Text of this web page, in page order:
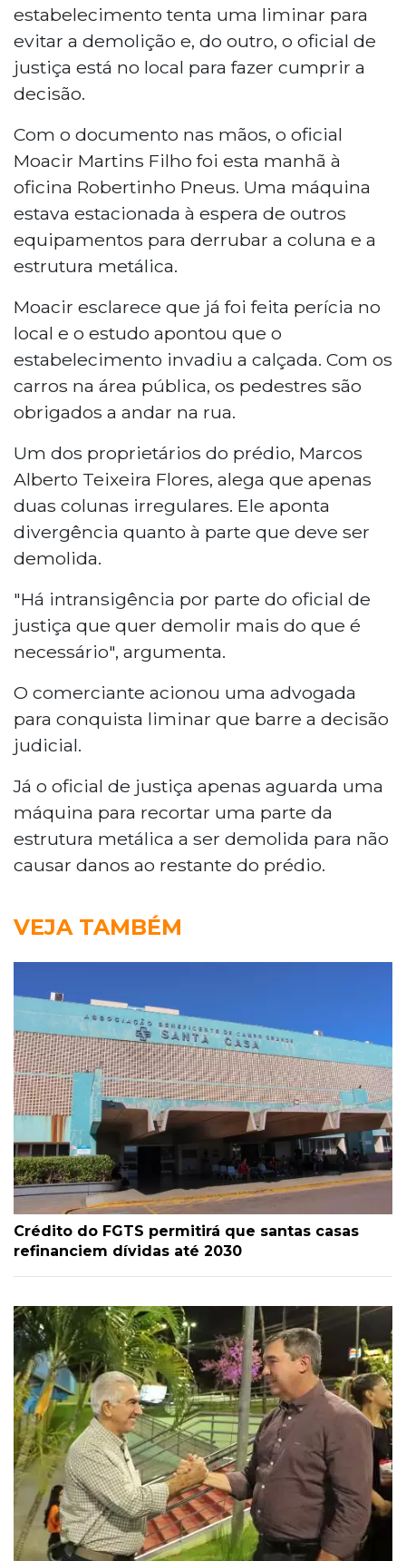
estabelecimento tenta uma liminar para
evitar a demolição e, do outro, o oficial de
justiça está no local para fazer cumprir a
decisão.
Com o documento nas mãos, o oficial
Moacir Martins Filho foi esta manhã à
oficina Robertinho Pneus. Uma máquina
estava estacionada à espera de outros
equipamentos para derrubar a coluna e a
estrutura metálica.
Moacir esclarece que já foi feita perícia no
local e o estudo apontou que o
estabelecimento invadiu a calçada. Com os
carros na área pública, os pedestres são
obrigados a andar na rua.
Um dos proprietários do prédio, Marcos
Alberto Teixeira Flores, alega que apenas
duas colunas irregulares. Ele aponta
divergência quanto à parte que deve ser
demolida.
"Há intransigência por parte do oficial de
justiça que quer demolir mais do que é
necessário", argumenta.
O comerciante acionou uma advogada
para conquista liminar que barre a decisão
judicial.
Já o oficial de justiça apenas aguarda uma
máquina para recortar uma parte da
estrutura metálica a ser demolida para não
causar danos ao restante do prédio.
VEJA TAMBÉM
Crédito do FGTS permitirá que santas casas
refinanciem dívidas até 2030